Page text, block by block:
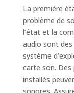
La première
problème de
l’état et la
audio sont
système
carte son.
installés